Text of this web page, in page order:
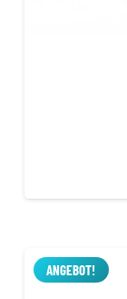
ANGEBOT!